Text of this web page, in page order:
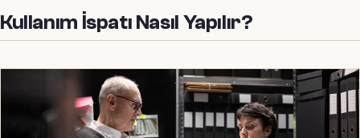
Kullanım İspatı Nasıl Yapılır?